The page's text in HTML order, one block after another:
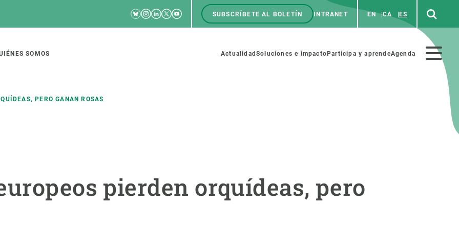
RRSS
Bluesky
Instagram
Linkedin
TwitterYoutube
Menú
top
SUBSCRÍBETE AL BOLETÍN INTRANET EN CA ES
SOMOS
Menú
Actualidad Soluciones e impacto Participa y aprendeAgenda
PERO GANAN ROSAS
pierden orquídeas, pero
de ecosistemas
Soluciones
Innovación
Estrategia de Recursos Humanos
Oportunidades académicas
Haz ciencia con nosotros